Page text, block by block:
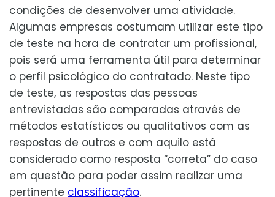
condições de desenvolver uma atividade.
Algumas empresas costumam utilizar este tipo
de teste na hora de contratar um profissional,
pois será uma ferramenta útil para determinar
o perfil psicológico do contratado. Neste tipo
de teste, as respostas das pessoas
entrevistadas são comparadas através de
métodos estatísticos ou qualitativos com as
respostas de outros e com aquilo está
considerado como resposta “correta” do caso
em questão para poder assim realizar uma
pertinente classificação.